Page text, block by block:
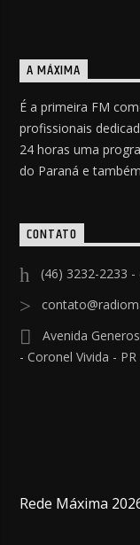
A MÁXIMA
É a primeira FM
profissionais
24 horas uma
do Paraná e
CONTATO
(46) 3232-2233 -
Avenida
- Coronel Vivida - PR
Rede Máxima